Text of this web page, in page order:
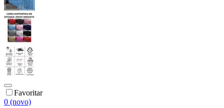
Favoritar
0 (novo)